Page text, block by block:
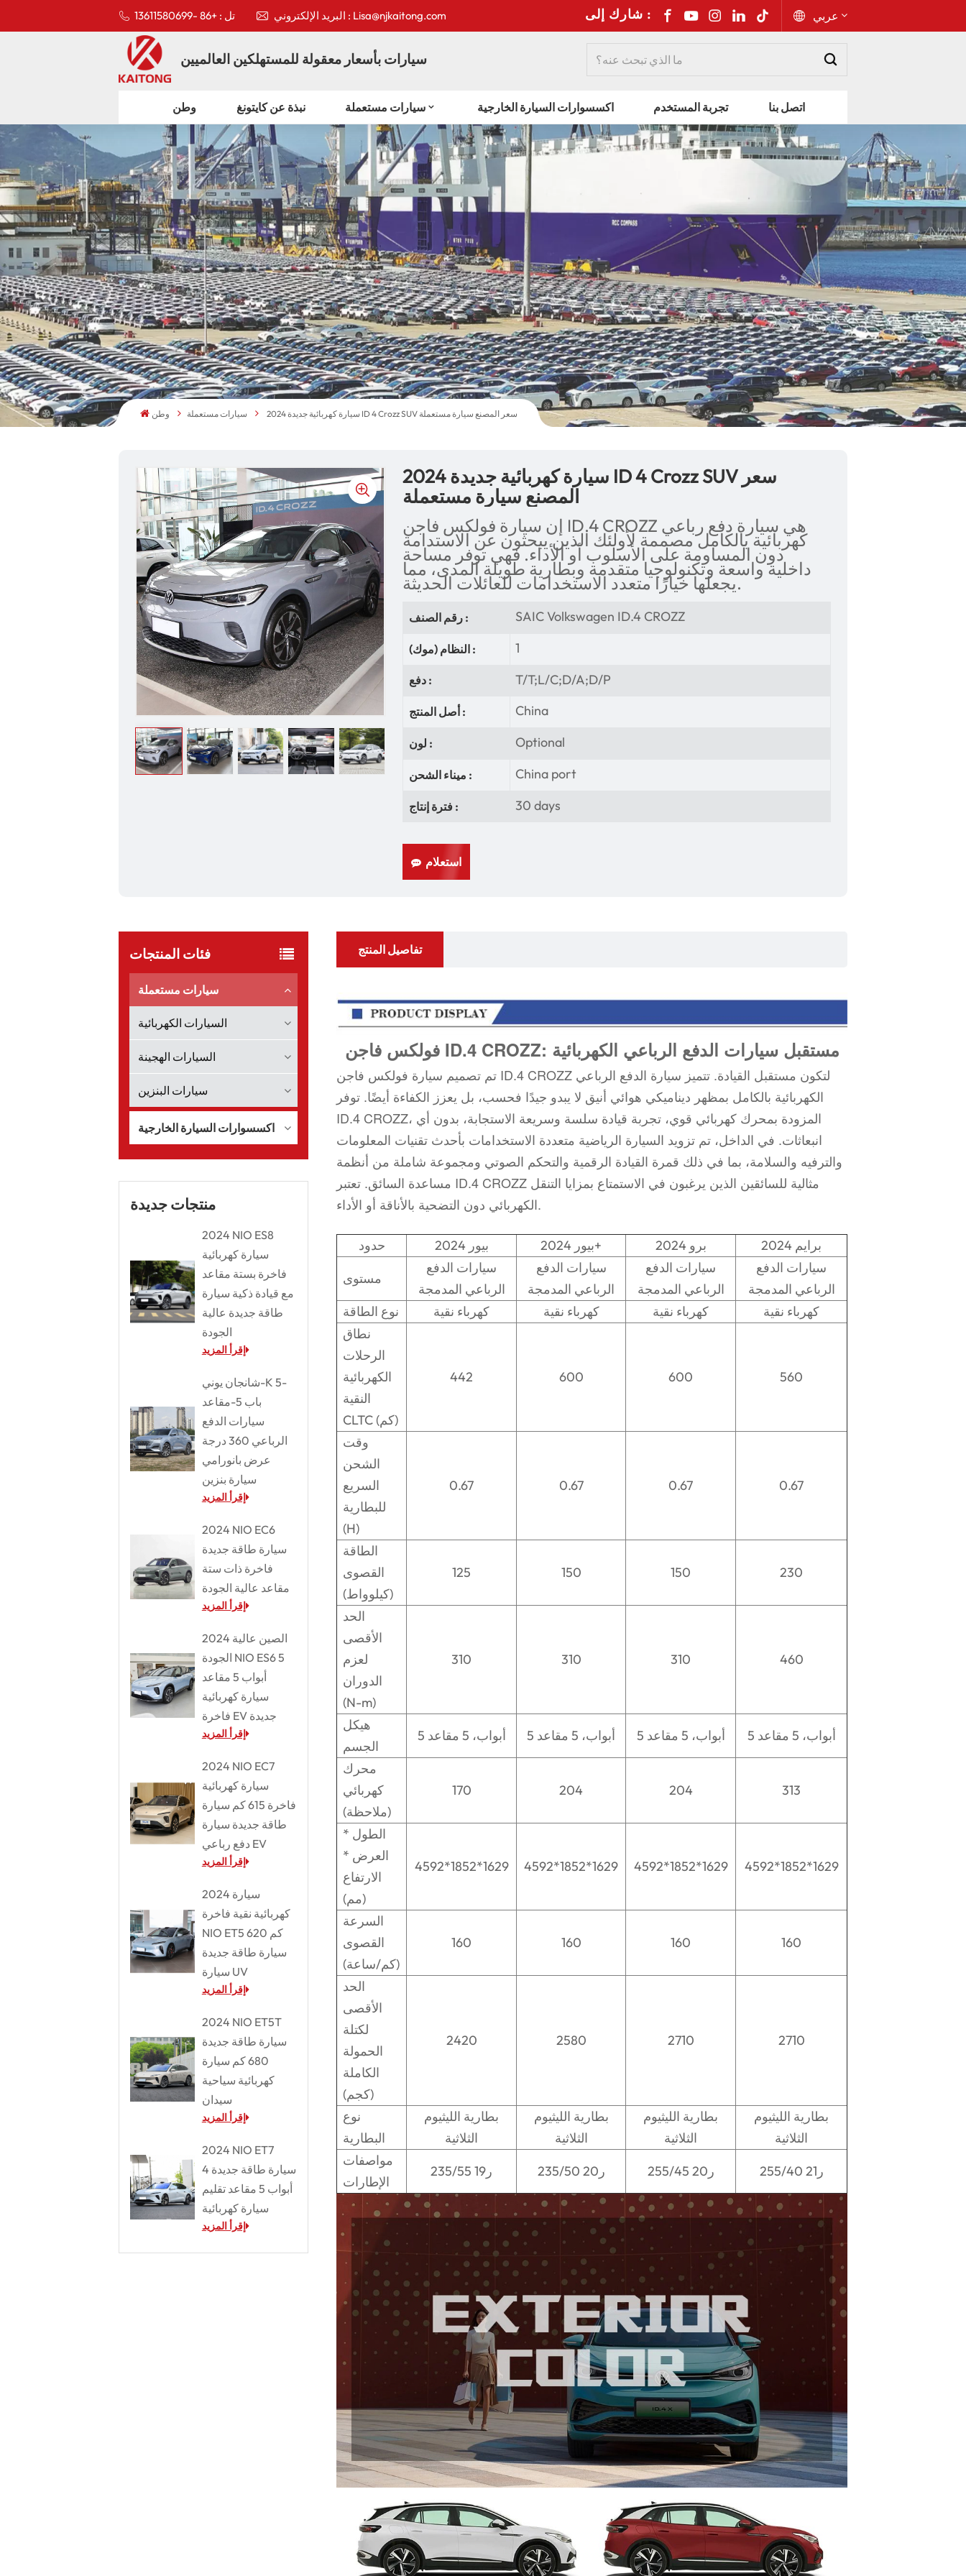
تل : +86 -13611580699 البريد الإلكتروني : Lisa@njkaitong.com شارك إلى : عربي
Русский
Español
Português
عربي
kiswahili
سيارات بأسعار معقولة للمستهلكين العالميين
وطن نبذة عن كايتونغ سيارات مستعملة اكسسوارات السيارة الخارجية تجربة المستخدم اتصل بنا
وطن سيارات مستعملة 2024 سيارة كهربائية جديدة ID 4 Crozz SUV سعر المصنع سيارة مستعملة
2024 سيارة كهربائية جديدة ID 4 Crozz SUV سعر
المصنع سيارة مستعملة
إن سيارة فولكس فاجن ID.4 CROZZ هي سيارة دفع رباعي
كهربائية بالكامل مصممة لأولئك الذين يبحثون عن الاستدامة
دون المساومة على الأسلوب أو الأداء. فهي توفر مساحة
داخلية واسعة وتكنولوجيا متقدمة وبطارية طويلة المدى، مما
يجعلها خيارًا متعدد الاستخدامات للعائلات الحديثة.
رقم الصنف : SAIC Volkswagen ID.4 CROZZ
النظام (موك) : 1
دفع : T/T;L/C;D/A;D/P
أصل المنتج : China
لون : Optional
ميناء الشحن : China port
فترة إنتاج : 30 days
استعلام
فئات المنتجات
سيارات مستعملة
السيارات الكهربائية
السيارات الهجينة
سيارات البنزين
اكسسوارات السيارة الخارجية
منتجات جديدة
2024 NIO ES8
سيارة كهربائية
فاخرة بستة مقاعد
مع قيادة ذكية سيارة
طاقة جديدة عالية
الجودة
إقرأ المزيد
شانجان يوني-K 5-
باب 5-مقاعد
سيارات الدفع
الرباعي 360 درجة
عرض بانورامي
سيارة بنزين
إقرأ المزيد
2024 NIO EC6
سيارة طاقة جديدة
فاخرة ذات ستة
مقاعد عالية الجودة
إقرأ المزيد
2024 الصين عالية
الجودة NIO ES6 5
أبواب 5 مقاعد
سيارة كهربائية
فاخرة EV جديدة
إقرأ المزيد
2024 NIO EC7
سيارة كهربائية
فاخرة 615 كم سيارة
طاقة جديدة سيارة
دفع رباعي EV
إقرأ المزيد
2024 سيارة
كهربائية نقية فاخرة
NIO ET5 620 كم
سيارة طاقة جديدة
سيارة UV
إقرأ المزيد
2024 NIO ET5T
سيارة طاقة جديدة
680 كم سيارة
كهربائية سياحية
سيدان
إقرأ المزيد
2024 NIO ET7
سيارة طاقة جديدة 4
أبواب 5 مقاعد تقليم
سيارة كهربائية
إقرأ المزيد
تفاصيل المنتج
فولكس فاجن ID.4 CROZZ: مستقبل سيارات الدفع الرباعي الكهربائية
تم تصميم سيارة فولكس فاجن ID.4 CROZZ لتكون مستقبل القيادة. تتميز سيارة الدفع الرباعي
الكهربائية بالكامل بمظهر ديناميكي هوائي أنيق لا يبدو جيدًا فحسب، بل يعزز الكفاءة أيضًا. توفر
ID.4 CROZZ، المزودة بمحرك كهربائي قوي، تجربة قيادة سلسة وسريعة الاستجابة، بدون أي
انبعاثات. في الداخل، تم تزويد السيارة الرياضية متعددة الاستخدامات بأحدث تقنيات المعلومات
والترفيه والسلامة، بما في ذلك قمرة القيادة الرقمية والتحكم الصوتي ومجموعة شاملة من أنظمة
مساعدة السائق. تعتبر ID.4 CROZZ مثالية للسائقين الذين يرغبون في الاستمتاع بمزايا التنقل
الكهربائي دون التضحية بالأناقة أو الأداء.
حدود 2024 بيور 2024 بيور+ 2024 برو
2024 برايم
مستوى
سيارات الدفع
الرباعي المدمجة
سيارات الدفع
الرباعي المدمجة
سيارات الدفع
الرباعي المدمجة
سيارات الدفع
الرباعي المدمجة
نوع الطاقة
كهرباء نقية كهرباء نقية كهرباء نقية
كهرباء نقية
نطاق
الرحلات
الكهربائية
النقية
CLTC (كم)
442 600 600 560
وقت
الشحن
السريع
للبطارية
(H)
0.67 0.67 0.67 0.67
الطاقة
القصوى
(كيلوواط)
125 150 150 230
الحد
الأقصى
لعزم
الدوران
(N-m)
310 310 310 460
هيكل
الجسم
5 أبواب، 5 مقاعد 5 أبواب، 5 مقاعد 5 أبواب، 5 مقاعد
5 أبواب، 5 مقاعد
محرك
كهربائي
(ملاحظة)
170 204 204 313
الطول *
العرض *
الارتفاع
(مم)
4592*1852*1629 4592*1852*1629 4592*1852*1629 4592*1852*1629
السرعة
القصوى
(كم/ساعة)
160 160 160 160
الحد
الأقصى
لكتلة
الحمولة
الكاملة
(كجم)
2420 2580 2710 2710
نوع
البطارية
بطارية الليثيوم
الثلاثية
بطارية الليثيوم
الثلاثية
بطارية الليثيوم
الثلاثية
بطارية الليثيوم
الثلاثية
مواصفات
الإطارات
235/55 ر19 235/50 ر20 255/45 ر20 255/40 ر21